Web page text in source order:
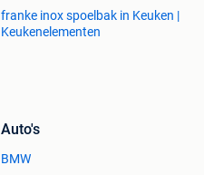
franke inox spoelbak in Keuken |
Keukenelementen
Auto's
BMW